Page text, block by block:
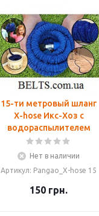
15-ти метровый шланг
X-hose Икс-Хоз с
водораспылителем
Нет в наличии
Артикул: Pangao_X-hose 15
150 грн.